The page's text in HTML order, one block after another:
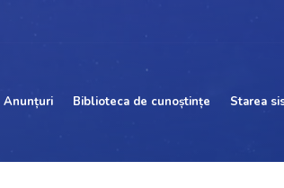
Anunțuri Biblioteca de cunoștințe Starea